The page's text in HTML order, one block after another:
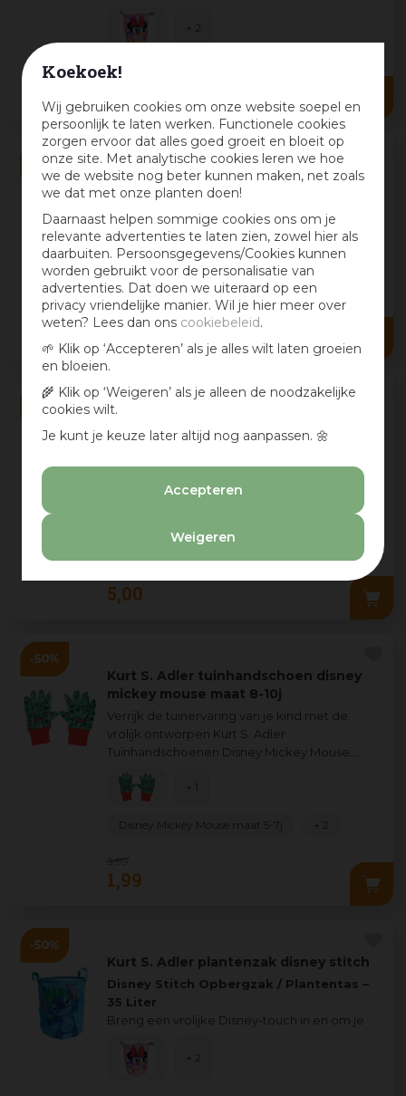
Koekoek!
Wij gebruiken cookies om onze website soepel en
persoonlijk te laten werken. Functionele cookies
zorgen ervoor dat alles goed groeit en bloeit op
onze site. Met analytische cookies leren we hoe
we de website nog beter kunnen maken, net zoals
we dat met onze planten doen!
Daarnaast helpen sommige cookies ons om je
relevante advertenties te laten zien, zowel hier als
daarbuiten. Persoonsgegevens/Cookies kunnen
worden gebruikt voor de personalisatie van
advertenties. Dat doen we uiteraard op een
privacy vriendelijke manier. Wil je hier meer over
weten? Lees dan ons cookiebeleid.
🌱 Klik op ‘Accepteren’ als je alles wilt laten groeien
en bloeien.
🌾 Klik op ‘Weigeren’ als je alleen de noodzakelijke
cookies wilt.
Je kunt je keuze later altijd nog aanpassen. 🌼
Accepteren
Weigeren
9,99
+ 2
Kurt S. Adler emmer disney stitch
Disney Stitch Emmer – Bucket Stitch 2
(19,5x17,5x16 cm)
Breng magie in huis met deze vrolijkeDisney
Stitch emmer...
5,00
+ 7
Kurt S. Adler emmer disney minnie
mouse
Deze vrolijke roze emmer met Minnie Mouse-
print is perfect voor kinderen die graa
5,00
+ 7
Kurt S. Adler tuinhandschoen disney
mickey mouse maat 8-10j
Verrijk de tuinervaring van je kind met de
vrolijk ontworpen Kurt S. Adler
Tuinhandschoenen Disney Mickey Mouse.
Deze handschoenen zijn speciaal ontwikkeld
voor kindere
...
3 99
1,99
+ 1
Disney Mickey Mouse maat 5-7j + 2
Kurt S. Adler plantenzak disney stitch
Disney Stitch Opbergzak / Plantentas –
35 Liter
Breng een vrolijke Disney-touch in en om je
+ 2